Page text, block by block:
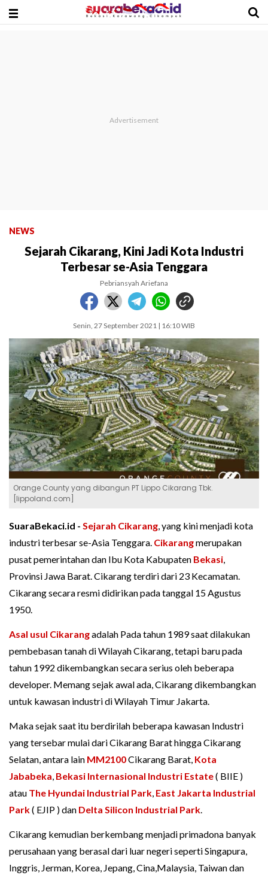
NEWS
Sejarah Cikarang, Kini Jadi Kota Industri
Terbesar se-Asia Tenggara
Pebriansyah Ariefana
Senin, 27 September 2021 | 16:10 WIB
Orange County yang dibangun PT Lippo Cikarang Tbk.
[lippoland.com]
SuaraBekaci.id - Sejarah Cikarang, yang kini menjadi kota
industri terbesar se-Asia Tenggara. Cikarangmerupakan
pusat pemerintahan dan Ibu Kota Kabupaten Bekasi,
Provinsi Jawa Barat. Cikarang terdiri dari 23 Kecamatan.
Cikarang secara resmi didirikan pada tanggal 15 Agustus
1950.
Asal usul Cikarangadalah Pada tahun 1989 saat dilakukan
pembebasan tanah di Wilayah Cikarang, tetapi baru pada
tahun 1992 dikembangkan secara serius oleh beberapa
developer. Memang sejak awal ada, Cikarang dikembangkan
untuk kawasan industri di Wilayah Timur Jakarta.
Maka sejak saat itu berdirilah beberapa kawasan Industri
yang tersebar mulai dari Cikarang Barat hingga Cikarang
Selatan, antara lain MM2100Cikarang Barat, Kota
Jababeka, Bekasi Internasional Industri Estate( BIIE )
atau The Hyundai Industrial Park, East Jakarta Industrial
Park( EJIP ) dan Delta Silicon Industrial Park.
Cikarang kemudian berkembang menjadi primadona banyak
perusahaan yang berasal dari luar negeri seperti Singapura,
Inggris, Jerman, Korea, Jepang, Cina,Malaysia, Taiwan dan